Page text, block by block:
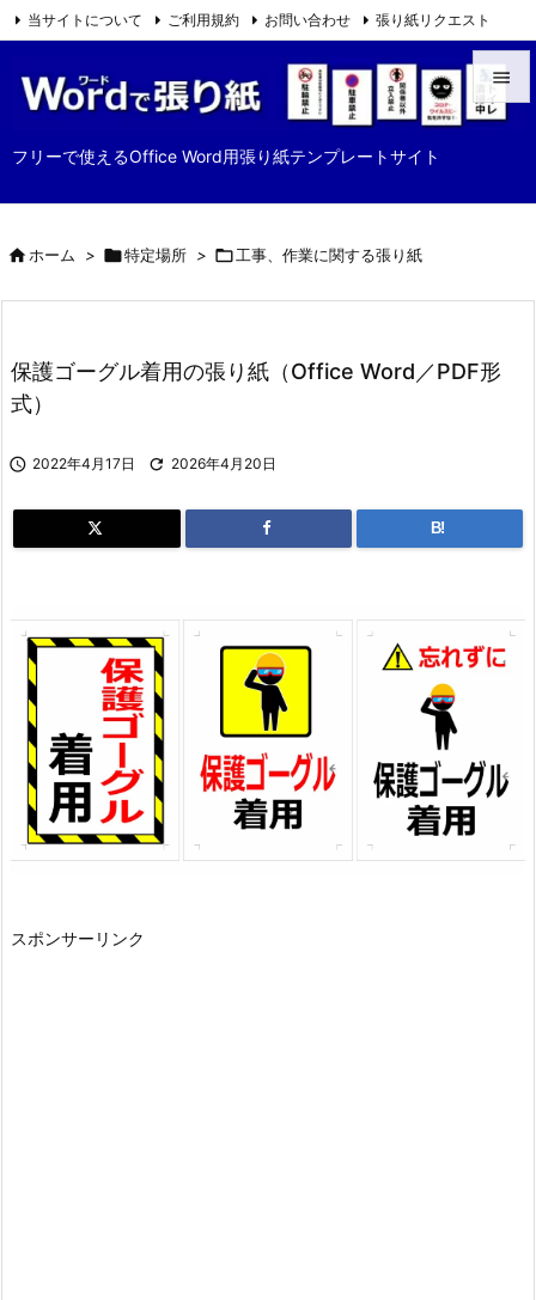
フリーで使えるOffice Word用張り紙テンプレートサイト



当サイトについて ご利用規約 お問い合わせ 張り紙リクエスト
ホーム > 特定場所 > 工事、作業に関する張り紙
保護ゴーグル着用の張り紙（Office Word／PDF形
式）
 2022年4月17日  2026年4月20日
B!
スポンサーリンク